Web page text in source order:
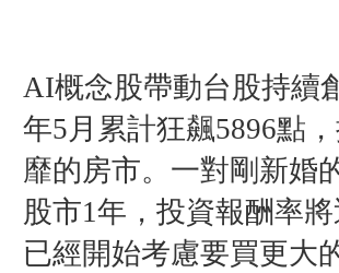
AI概念股帶動台股持續
年5月累計狂飆5896點
靡的房市。一對剛新婚
股市1年，投資報酬率將
已經開始考慮要買更大